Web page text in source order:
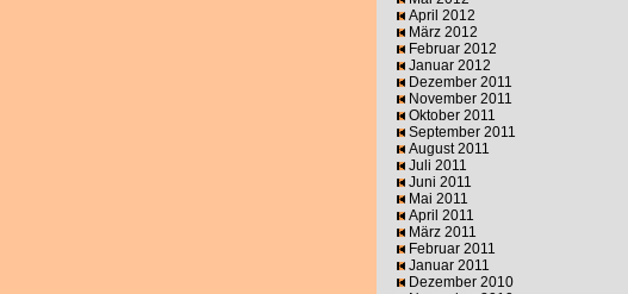
April 2012
März 2012
Februar 2012
Januar 2012
Dezember 2011
November 2011
Oktober 2011
September 2011
August 2011
Juli 2011
Juni 2011
Mai 2011
April 2011
März 2011
Februar 2011
Januar 2011
Dezember 2010